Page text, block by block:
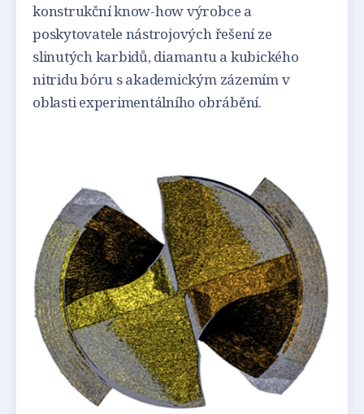
konstrukční know-how výrobce a
poskytovatele nástrojových řešení ze
slinutých karbidů, diamantu a kubického
nitridu bóru s akademickým zázemím v
oblasti experimentálního obrábění.